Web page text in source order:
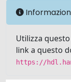
Utilizza
link a questo
https://